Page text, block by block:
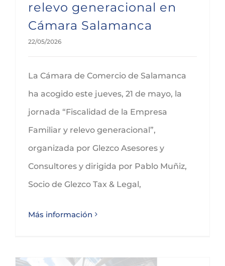
relevo generacional en
Cámara Salamanca
22/05/2026
La Cámara de Comercio de Salamanca
ha acogido este jueves, 21 de mayo, la
jornada “Fiscalidad de la Empresa
Familiar y relevo generacional”,
organizada por Glezco Asesores y
Consultores y dirigida por Pablo Muñiz,
Socio de Glezco Tax & Legal,
Más información